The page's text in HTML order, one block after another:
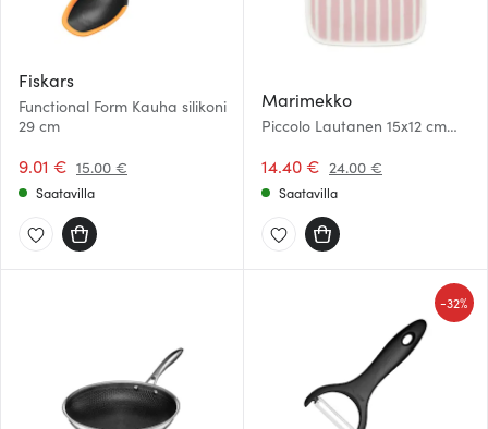
Fiskars
Functional Form Kauha silikoni
29 cm
9.01 € 15.00 €
Saatavilla
Marimekko
Piccolo Lautanen 15x12 cm
14.40 € 24.00 €
Saatavilla
-32%